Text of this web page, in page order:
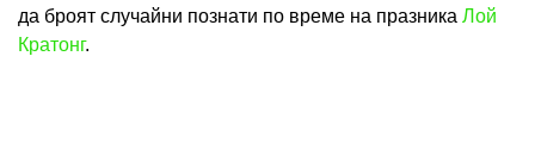
да броят случайни познати по време на празника Лой
Кратонг.